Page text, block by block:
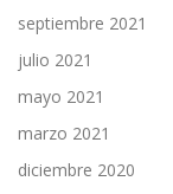
septiembre 2021
julio 2021
mayo 2021
marzo 2021
diciembre 2020